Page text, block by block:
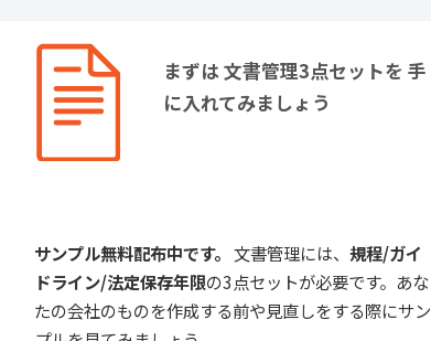
まずは 文書管理3点セットを 手
に入れてみましょう
サンプル無料配布中です。 文書管理には、 規程/ガイ
ドライン/法定保存年限の3点セットが必要です。あな
たの会社のものを作成する前や見直しをする際にサン